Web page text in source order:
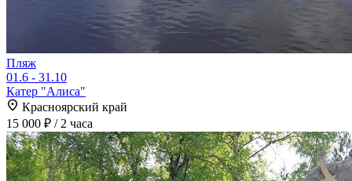
Пляж
01.6 - 31.10
Катер "Алиса"
Красноярский край
15 000 ₽ / 2 часа